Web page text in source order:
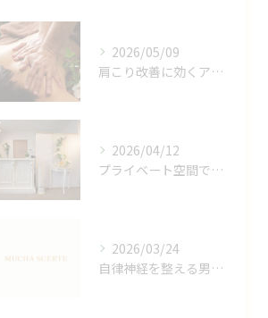
2026/05/09
肩こり改善に効くアロマリンパの手技と効果
2026/04/12
プライベート空間で極上アロマリンパケアの効果
2026/03/24
自律神経を整える男性オイルマッサージ